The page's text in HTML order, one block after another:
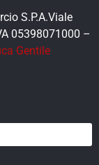
S.P.A.Viale
05398071000 –
Gentile